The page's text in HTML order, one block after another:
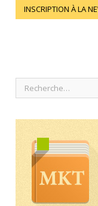
INSCRIPTION À LA